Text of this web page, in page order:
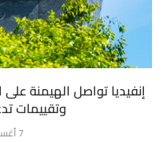
إنفيديا تواصل الهيمنة
وتقييمات
7 أغسطس، 2026